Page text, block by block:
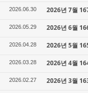
2026.06.30 2026년 7월
2026.05.29 2026년 6월
2026.04.28 2026년 5월
2026.03.28 2026년 4월
2026.02.27 2026년 3월